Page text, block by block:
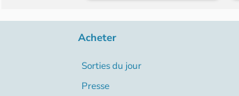
Acheter
Sorties du jour
Presse